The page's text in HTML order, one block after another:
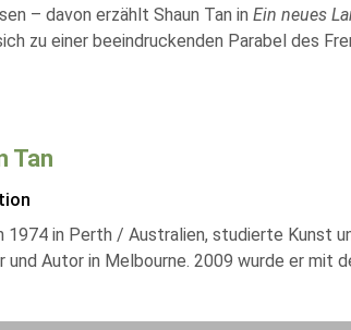
– davon erzählt Shaun Tan in Ein neues
zu einer beeindruckenden Parabel des
Tan
1974 in Perth / Australien, studierte Kunst
und Autor in Melbourne. 2009 wurde er mit